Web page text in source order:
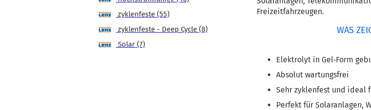
Freizeitfahrzeugen.
WAS
Elektrolyt in Gel‑Form
Absolut wartungsfrei
Sehr zyklenfest und ideal
Perfekt für Solaranlagen,
zyklenfeste (55)
zyklenfeste - Deep Cycle (8)
Solar (7)